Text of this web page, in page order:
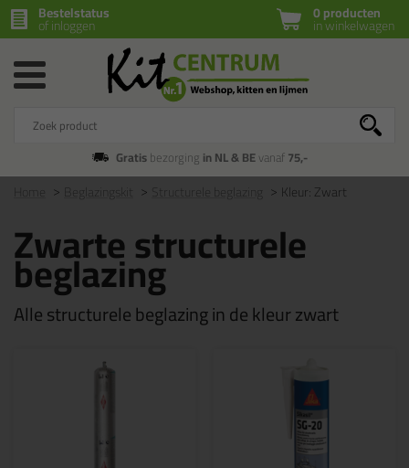
0 producten
in winkelwagen
Bestelstatus
of inloggen
Gratisbezorging in NL & BEvanaf75,-
Kleur: Zwart
Zwarte structurele
beglazing
Alle structurele beglazing in de kleur zwart